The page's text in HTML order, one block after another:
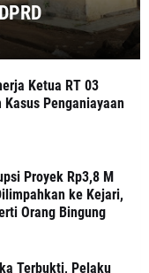
Ketua RT 03
Penganiayaan
Proyek Rp3,8 M
ke Kejari,
Orang Bingung
Terbukti, Pelaku